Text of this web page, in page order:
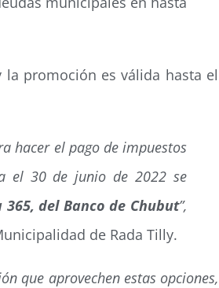
promoción es válida hasta el
hacer el pago de impuestos
el 30 de junio de 2022 se
del Banco de Chubut”,
de Rada Tilly.
que aprovechen estas opciones,